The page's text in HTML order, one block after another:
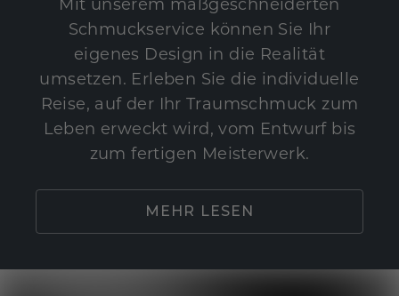
Mit unserem maßgeschneiderten
Schmuckservice können Sie Ihr
eigenes Design in die Realität
umsetzen. Erleben Sie die individuelle
Reise, auf der Ihr Traumschmuck zum
Leben erweckt wird, vom Entwurf bis
zum fertigen Meisterwerk.
MEHR LESEN